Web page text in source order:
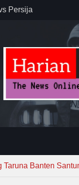
Taruna Banten